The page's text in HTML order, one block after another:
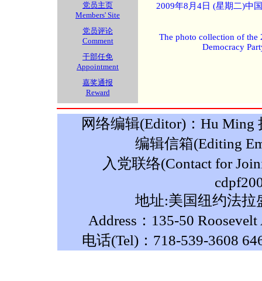
党员主页
Members' Site
党员评论
Comment
干部任免
Appointment
嘉奖通报
Reward
2009年8月4日 (星期二)中
The photo collection of the
Democracy
网络编辑(Editor)：Hu Ming
编辑信箱(Editing
入党联络(Contact for
地址:美国纽约法拉
Address：135-50
电话(Tel)：718-539-3608